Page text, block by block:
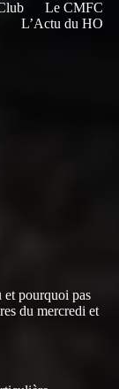
Le CMFC
L’Actu du HO
et pourquoi pas
du mercredi et